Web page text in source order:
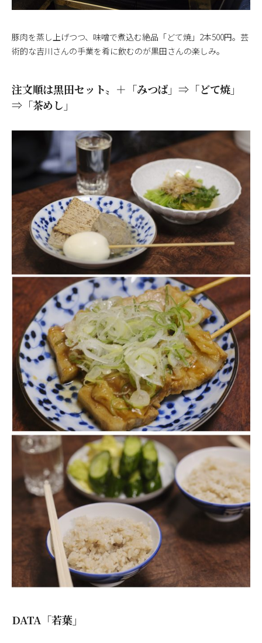
豚肉を蒸し上げつつ、味噌で煮込む絶品「どて焼」2本500円。芸
術的な吉川さんの手業を肴に飲むのが黒田さんの楽しみ。
注文順は黒田セット〟＋「みつば」⇒「どて焼」
⇒「茶めし」
DATA「若葉」